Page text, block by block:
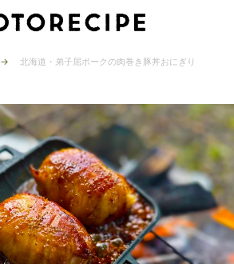
北海道・弟子屈ポークの肉巻き豚丼おにぎり